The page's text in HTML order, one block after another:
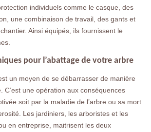
individuels comme le casque, des
une combinaison de travail, des gants et
Ainsi équipés, ils fournissent le
pour l’abattage de votre arbre
un moyen de se débarrasser de manière
C’est une opération aux conséquences
soit par la maladie de l’arbre ou sa mort
Les jardiniers, les arboristes et les
en entreprise, maitrisent les deux